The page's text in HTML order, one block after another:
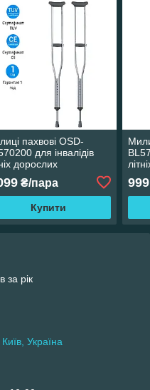
пахвові OSD-
для інвалідів
дорослих
₴/пара
Купити
999
за рік
Україна